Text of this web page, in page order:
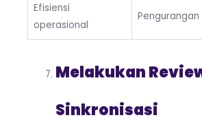
Efisiensi
operasional
Pengurangan
Melakukan
Sinkronisasi